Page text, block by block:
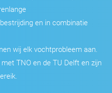
en in combinatie
wij elk vochtprobleem aan.
TNO en de TU Delft en zijn